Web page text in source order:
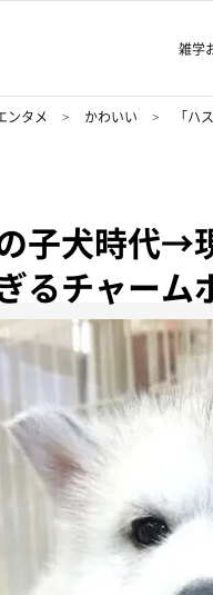
雑学
ンタメ かわいい 「ハ
の子犬時代
るチャーム